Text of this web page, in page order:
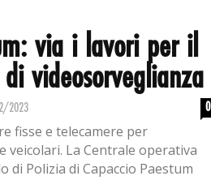
via i lavori per il
videosorveglianza
2023 0
fisse e telecamere per
veicolari. La Centrale operativa
di Polizia di Capaccio Paestum